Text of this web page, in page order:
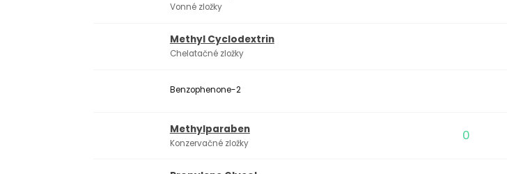
Vonné zložky
Methyl Cyclodextrin
Chelatačné zložky
Benzophenone-2
Methylparaben
Konzervačné zložky 0